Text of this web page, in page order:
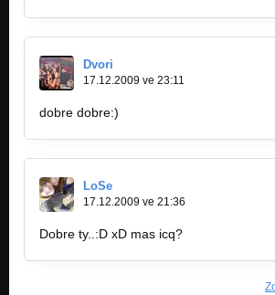
Dvori
17.12.2009 ve 23:11
dobre dobre:)
LoSe
17.12.2009 ve 21:36
Dobre ty..:D xD mas icq?